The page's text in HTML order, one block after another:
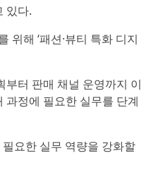
있다.
위해 ‘패션·뷰티 특화 디지
부터 판매 채널 운영까지 이
과정에 필요한 실무를 단계
요한 실무 역량을 강화할